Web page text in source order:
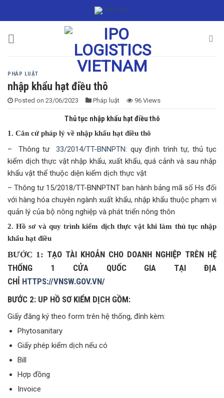
PHÁP LUẬT
nhập khẩu hạt điều thô
Posted on 23/06/2023 Pháp luật 96 Views
Thủ tục nhập khẩu hạt điều thô
1. Căn cứ pháp lý về nhập khẩu hạt điều thô
– Thông tư33/2014/TT-BNNPTN: quy định trình tự, thủ tục
kiểm dịch thực vật nhập khẩu, xuất khẩu, quá cảnh và sau nhập
khẩu vật thể thuộc diện kiểm dịch thực vật
– Thông tư 15/2018/TT-BNNPTNT ban hành bảng mã số Hs đối
với hàng hóa chuyên ngành xuất khẩu, nhập khẩu thuộc phạm vi
quản lý của bộ nông nghiệp và phát triển nông thôn
2. Hồ sơ và quy trình kiểm dịch thực vật khi làm thủ tục nhập
khẩu hạt điều
BƯỚC 1: TẠO TÀI KHOẢN CHO DOANH NGHIỆP TRÊN HỆ
THỐNG 1 CỬA QUỐC GIA TẠI ĐỊA
CHỈ HTTPS://VNSW.GOV.VN/
BƯỚC 2: UP HỒ SƠ KIỂM DỊCH GỒM:
Giấy đăng ký theo form trên hệ thống, đính kèm:
Phytosanitary
Giấy phép kiểm dịch nếu có
Bill
Hợp đồng
Invoice